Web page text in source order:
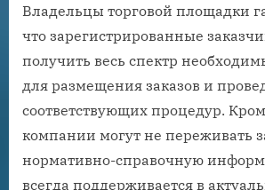
Владельцы торговой площадки
что зарегистрированные
получить весь спектр
для размещения заказов и
соответствующих процедур.
компании могут не переживать
нормативно-справочную
всегда поддерживается в